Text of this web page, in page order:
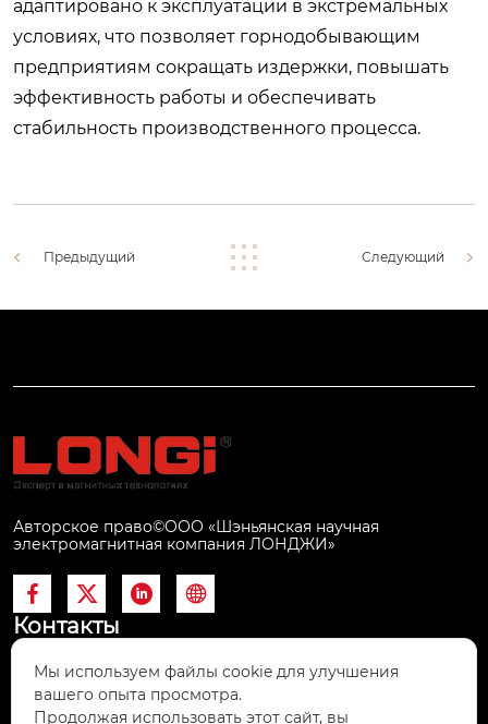
адаптировано к эксплуатации в экстремальных
условиях, что позволяет горнодобывающим
предприятиям сокращать издержки, повышать
эффективность работы и обеспечивать
стабильность производственного процесса.
Предыдущий Следующий
Авторское право©ООО «Шэньянская научная
электромагнитная компания ЛОНДЖИ»
   
Контакты
 #6, Wenhua Road, Fushun Economic
Development Area, China 113122
Мы используем файлы cookie для улучшения
вашего опыта просмотра.
Продолжая использовать этот сайт, вы